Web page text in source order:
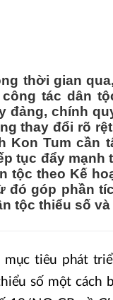
thời gian
tác dân
đảng, chính
thay đổi rõ
Kon Tum cần
tục đẩy mạnh
tộc theo Kế
đó góp phần
tộc thiểu số
tiêu phát
số một cách